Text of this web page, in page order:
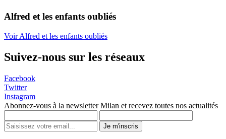
Alfred et les enfants oubliés
Voir Alfred et les enfants oubliés
Suivez-nous sur les réseaux
Facebook
Twitter
Instagram
Abonnez-vous à la newsletter Milan et recevez toutes nos actualités
Je m'inscris